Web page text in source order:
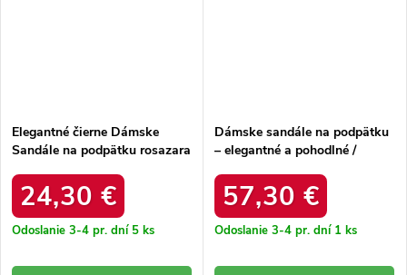
Elegantné čierne Dámske
Sandále na podpätku rosazara
24,30 €
Odoslanie 3-4 pr. dní 5 ks
Dámske sandále na podpätku
– elegantné a pohodlné /
57,30 €
Odoslanie 3-4 pr. dní 1 ks